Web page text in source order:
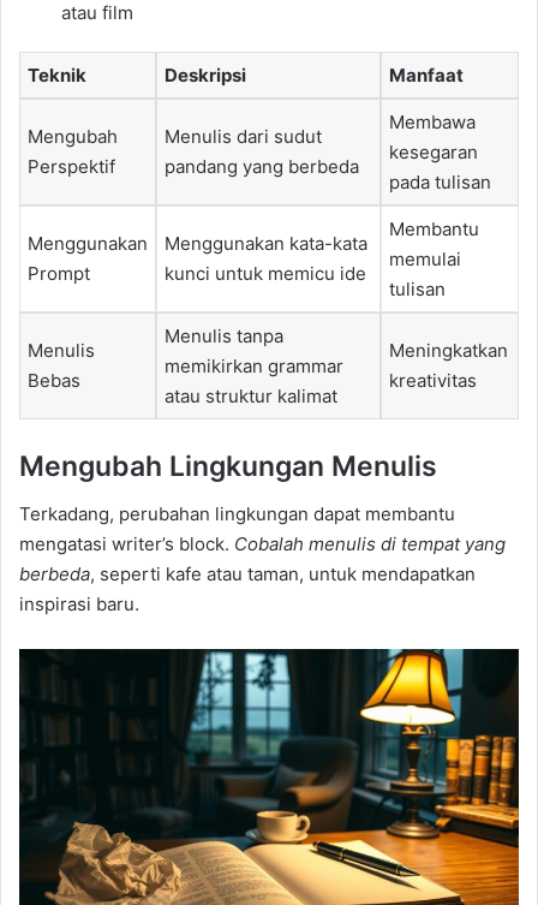
atau film
Teknik Deskripsi Manfaat
Mengubah
Perspektif
Menulis dari sudut
pandang yang berbeda
Membawa
kesegaran
pada tulisan
Menggunakan
Prompt
Menggunakan kata-kata
kunci untuk memicu ide
Membantu
memulai
tulisan
Menulis
Bebas
Menulis tanpa
memikirkan grammar
atau struktur kalimat
Meningkatkan
kreativitas
Mengubah Lingkungan Menulis
Terkadang, perubahan lingkungan dapat membantu
mengatasi writer’s block. Cobalah menulis di tempat yang
berbeda, seperti kafe atau taman, untuk mendapatkan
inspirasi baru.